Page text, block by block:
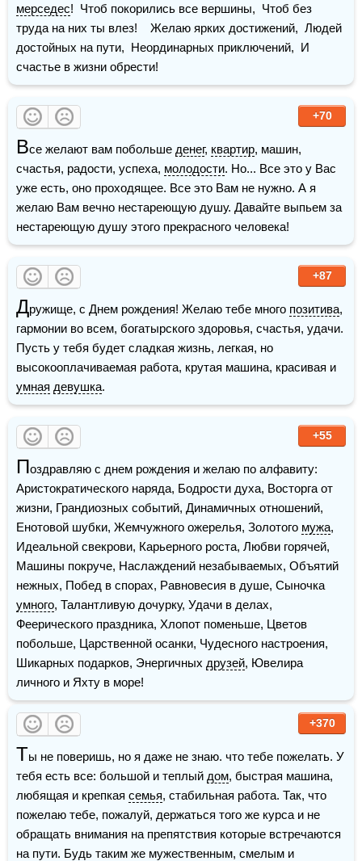
мерседес!  Чтоб покорились все вершины,  Чтоб без
труда на них ты влез!    Желаю ярких достижений,  Людей
достойных на пути,  Неординарных приключений,  И
счастье в жизни обрести!
+70
Все желают вам побольше денег, квартир, машин,
счастья, радости, успеха, молодости. Но... Все это у Вас
уже есть, оно проходящее. Все это Вам не нужно. А я
желаю Вам вечно нестареющую душу. Давайте выпьем за
нестареющую душу этого прекрасного человека!
+87
Дружище, с Днем рождения! Желаю тебе много позитива,
гармонии во всем, богатырского здоровья, счастья, удачи.
Пусть у тебя будет сладкая жизнь, легкая, но
умная девушка.
+55
Поздравляю с днем рождения и желаю по алфавиту:
Аристократического наряда, Бодрости духа, Восторга от
жизни, Грандиозных событий, Динамичных отношений,
Енотовой шубки, Жемчужного ожерелья, Золотого мужа,
Идеальной свекрови, Карьерного роста, Любви горячей,
Машины покруче, Наслаждений незабываемых, Объятий
умного, Талантливую дочурку, Удачи в делах,
Феерического праздника, Хлопот поменьше, Цветов
побольше, Царственной осанки, Чудесного настроения,
Шикарных подарков, Энергичных друзей, Ювелира
личного и Яхту в море!
+370
Ты не поверишь, но я даже не знаю. что тебе пожелать. У
тебя есть все: большой и теплый дом, быстрая машина,
любящая и крепкая семья, стабильная работа. Так, что
пожелаю тебе, пожалуй, держаться того же курса и не
обращать внимания на препятствия которые встречаются
на пути. Будь таким же мужественным, смелым и